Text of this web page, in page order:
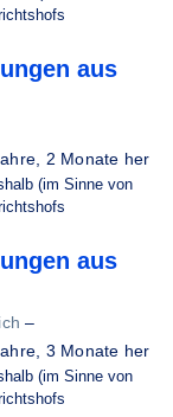
aus
2 Monate her
(im Sinne von
aus
–
3 Monate her
(im Sinne von